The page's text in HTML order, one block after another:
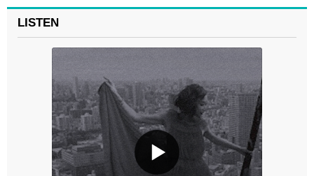
LISTEN